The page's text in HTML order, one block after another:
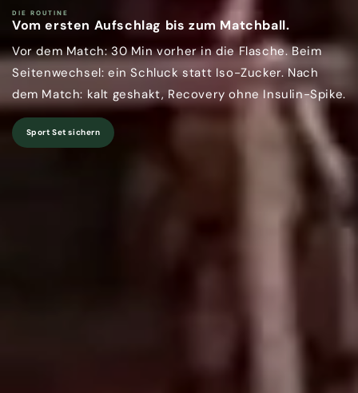
DIE ROUTINE
Vom ersten Aufschlag bis zum Matchball.
Vor dem Match: 30 Min vorher in die Flasche. Beim
Seitenwechsel: ein Schluck statt Iso-Zucker. Nach
dem Match: kalt geshakt, Recovery ohne Insulin-Spike.
Sport Set sichern